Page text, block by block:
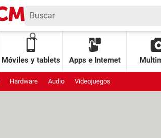
Móviles y tablets Apps e Internet
Hardware Audio Videojuegos